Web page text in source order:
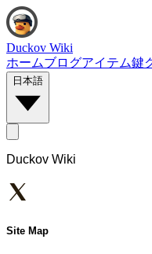
Duckov Wiki
ホームブログアイテム鍵
日本語
Duckov Wiki
Site Map